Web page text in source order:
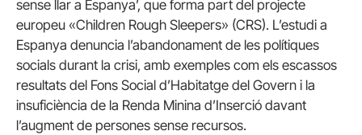
sense llar a Espanya’, que forma part del projecte
europeu «Children Rough Sleepers» (CRS). L’estudi a
Espanya denuncia l’abandonament de les polítiques
socials durant la crisi, amb exemples com els escassos
resultats del Fons Social d’Habitatge del Govern i la
insuficiència de la Renda Minina d’Inserció davant
l’augment de persones sense recursos.